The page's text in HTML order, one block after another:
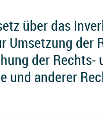
über das
Umsetzung der
der
und anderer